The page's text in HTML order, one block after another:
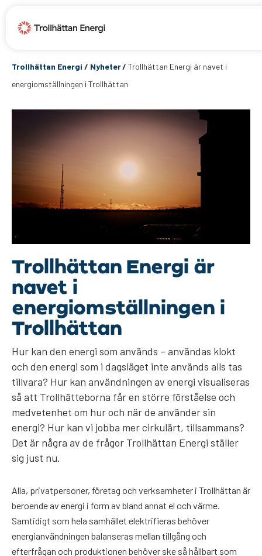
Trollhättan Energi / Nyheter/ Trollhättan Energi är navet i
energiomställningen i Trollhättan
Trollhättan Energi är
navet i
energiomställningen i
Trollhättan
Hur kan den energi som används – användas klokt
och den energi som i dagsläget inte används alls tas
tillvara? Hur kan användningen av energi visualiseras
så att Trollhätteborna får en större förståelse och
medvetenhet om hur och när de använder sin
energi? Hur kan vi jobba mer cirkulärt, tillsammans?
Det är några av de frågor Trollhättan Energi ställer
sig just nu.
Alla, privatpersoner, företag och verksamheter i Trollhättan är
beroende av energi i form av bland annat el och värme.
Samtidigt som hela samhället elektrifieras behöver
energianvändningen balanseras mellan tillgång och
efterfrågan och produktionen behöver ske så hållbart som